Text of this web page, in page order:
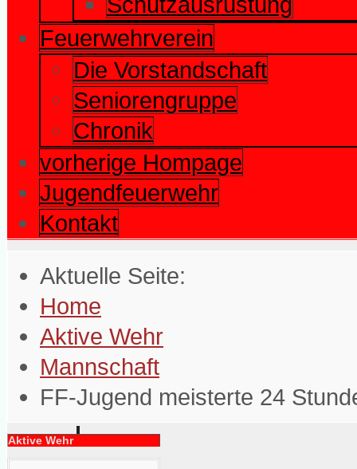
Feuerwehrverein
Die Vorstandschaft
Seniorengruppe
Chronik
vorherige Hompage
Jugendfeuerwehr
Kontakt
Aktuelle Seite:
Home
Aktive Wehr
Mannschaft
FF-Jugend meisterte 24
Aktive Wehr